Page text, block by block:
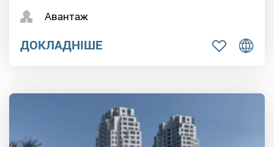
Авантаж
ДОКЛАДНІШЕ